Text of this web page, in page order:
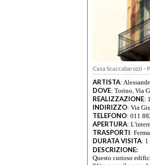
Casa Scaccabarozzi –
ARTISTA:
DOVE: Torino, Via
REALIZZAZIONE:
INDIRIZZO: Via
TELEFONO: 011
APERTURA:
TRASPORTI:
DURATA VISITA: 1
DESCRIZIONE:
Questo curioso